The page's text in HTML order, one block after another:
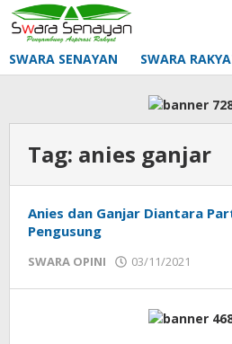
Lewati
ke
konten
SWARA SENAYAN SWARA
Tag: anies ganjar
Anies dan Ganjar Diantara
Pengusung
SWARA OPINI 03/11/2021